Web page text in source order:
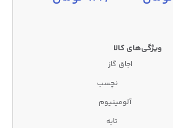
اجاق گاز
نچسب
آلومینیوم
تابه